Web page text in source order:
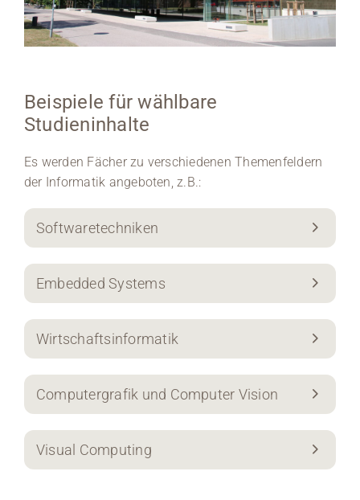
Beispiele für wählbare
Studieninhalte
Es werden Fächer zu verschiedenen Themenfeldern
der Informatik angeboten, z.B.:
Softwaretechniken
Embedded Systems
Wirtschaftsinformatik
Computergrafik und Computer Vision
Visual Computing